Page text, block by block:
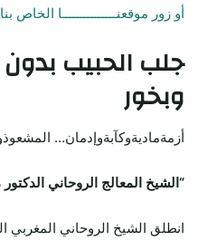
أو زور موقعنـــــــــــــــا الخاص بنا
جلب الحبيب
وبخور
أزمةماديةوكآبةوإدمان…
“الشيخ المعالج الروحاني
انطلق الشيخ الروحاني المغربي